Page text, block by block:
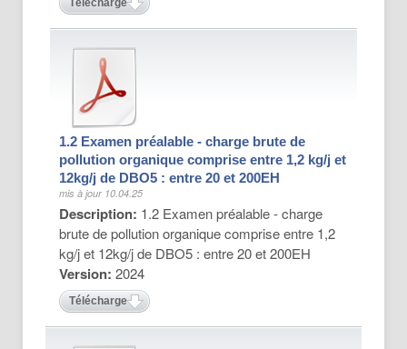
Télécharger
1.2 Examen préalable - charge brute de
pollution organique comprise entre 1,2 kg/j et
12kg/j de DBO5 : entre 20 et 200EH
mis à jour 10.04.25
Description: 1.2 Examen préalable - charge
brute de pollution organique comprise entre 1,2
kg/j et 12kg/j de DBO5 : entre 20 et 200EH
Version: 2024
Télécharger